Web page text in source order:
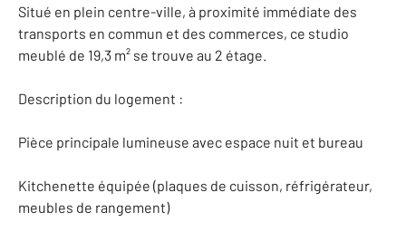
Situé en plein centre-ville, à proximité immédiate des
transports en commun et des commerces, ce studio
meublé de 19,3 m² se trouve au 2 étage.
Description du logement :
Pièce principale lumineuse avec espace nuit et bureau
Kitchenette équipée (plaques de cuisson, réfrigérateur,
meubles de rangement)